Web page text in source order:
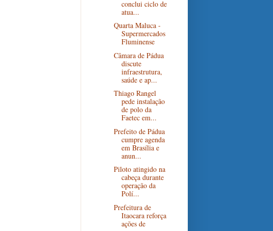
conclui ciclo de
atua...
Quarta Maluca -
Supermercados
Fluminense
Câmara de Pádua
discute
infraestrutura,
saúde e ap...
Thiago Rangel
pede instalação
de polo da
Faetec em...
Prefeito de Pádua
cumpre agenda
em Brasília e
anun...
Piloto atingido na
cabeça durante
operação da
Polí...
Prefeitura de
Itaocara reforça
ações de